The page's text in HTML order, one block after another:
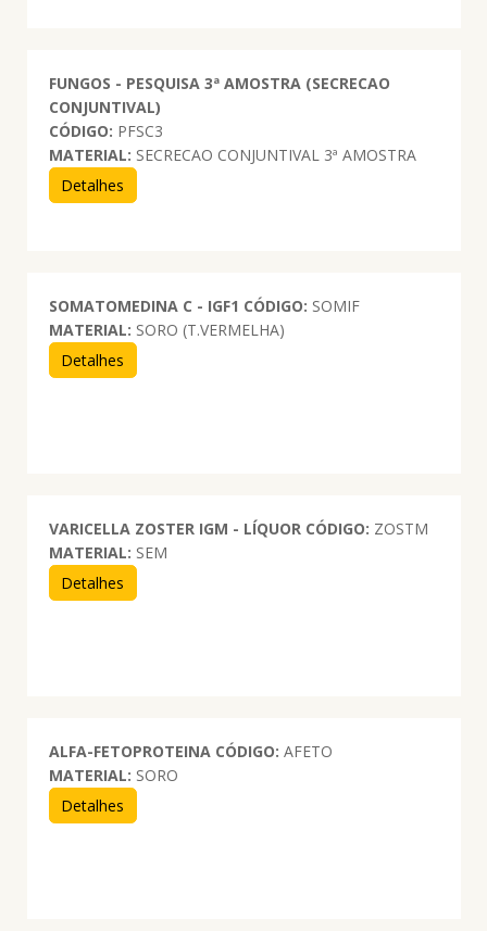
FUNGOS - PESQUISA 3ª AMOSTRA (SECRECAO
CONJUNTIVAL)
CÓDIGO: PFSC3
MATERIAL: SECRECAO CONJUNTIVAL 3ª AMOSTRA
Detalhes
SOMATOMEDINA C - IGF1 CÓDIGO: SOMIF
MATERIAL: SORO (T.VERMELHA)
Detalhes
VARICELLA ZOSTER IGM - LÍQUOR CÓDIGO: ZOSTM
MATERIAL: SEM
Detalhes
ALFA-FETOPROTEINA CÓDIGO: AFETO
MATERIAL: SORO
Detalhes